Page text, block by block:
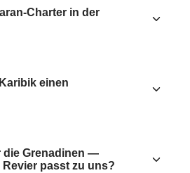
Charter in der
einen
die Grenadinen —
passt zu uns?